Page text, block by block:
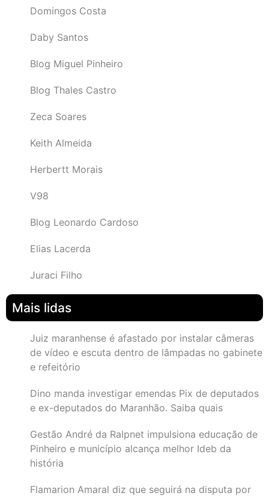
Domingos Costa
Daby Santos
Blog Miguel Pinheiro
Blog Thales Castro
Zeca Soares
Keith Almeida
Herbertt Morais
V98
Blog Leonardo Cardoso
Elias Lacerda
Juraci Filho
Mais lidas
Juiz maranhense é afastado por instalar câmeras
de vídeo e escuta dentro de lâmpadas no gabinete
e refeitório
Dino manda investigar emendas Pix de deputados
e ex-deputados do Maranhão. Saiba quais
Gestão André da Ralpnet impulsiona educação de
Pinheiro e município alcança melhor Ideb da
história
Flamarion Amaral diz que seguirá na disputa por